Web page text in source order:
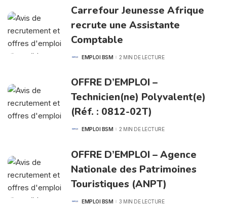
Carrefour Jeunesse Afrique
recrute une Assistante
Comptable
POSTEDEMPLOI BSM 2 MIN DE LECTURE
OFFRE D’EMPLOI –
Technicien(ne) Polyvalent(e)
(Réf. : 0812-02T)
POSTEDEMPLOI BSM 2 MIN DE LECTURE
OFFRE D’EMPLOI – Agence
Nationale des Patrimoines
Touristiques (ANPT)
POSTEDEMPLOI BSM 3 MIN DE LECTURE